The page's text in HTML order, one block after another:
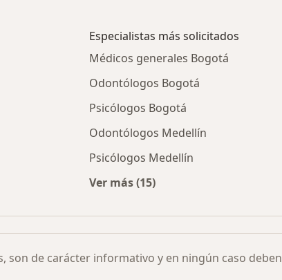
Especialistas más solicitados
Médicos generales Bogotá
Odontólogos Bogotá
Psicólogos Bogotá
Odontólogos Medellín
Psicólogos Medellín
Ver más (15)
son de carácter informativo y en ningún caso deben